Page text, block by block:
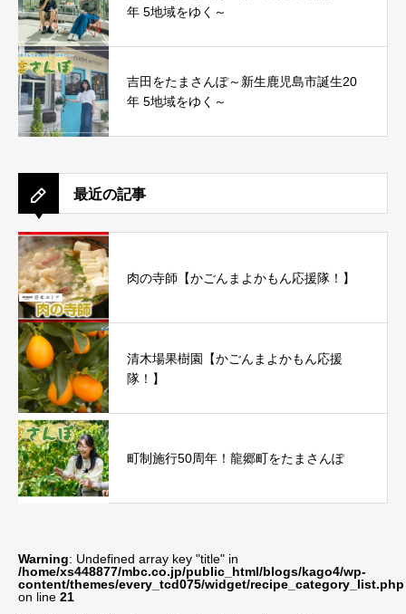
年 5地域をゆく～
吉田をたまさんぽ～新生鹿児島市誕生20
年 5地域をゆく～
最近の記事
肉の寺師【かごんまよかもん応援隊！】
清木場果樹園【かごんまよかもん応援
隊！】
町制施行50周年！龍郷町をたまさんぽ
Warning: Undefined array key "title" in
/home/xs448877/mbc.co.jp/public_html/blogs/kago4/wp-
content/themes/every_tcd075/widget/recipe_category_list.php
on line 21